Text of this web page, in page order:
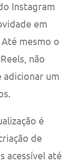
Instagram
em
mesmo o
não
um
é
de
acessível até